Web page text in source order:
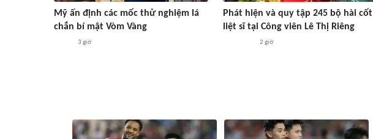
Mỹ ấn định các mốc thử nghiệm lá
chắn bí mật Vòm Vàng
3 giờ
Phát hiện và quy tập 245 bộ hài cốt
liệt sĩ tại Công viên Lê Thị Riêng
2 giờ